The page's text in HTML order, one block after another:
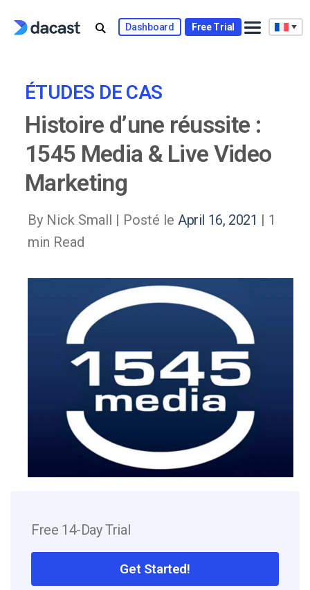
Dashboard Free Trial
ÉTUDES DE CAS
Histoire d’une réussite :
1545 Media & Live Video
Marketing
By Nick Small | Posté le April 16, 2021 | 1
min Read
Free 14-Day Trial
Get Started!